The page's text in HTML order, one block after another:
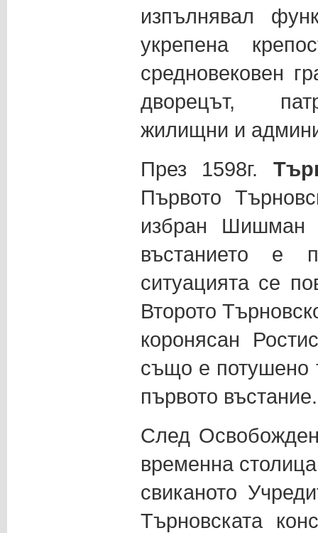
изпълнявал
укрепена
средновековен
дворецът,
жилищни и
През 1598г.
Първото
избран Шишман
въстанието е
ситуацията се
Второто
коронясан
също е потушено
първото въстание.
След
временна
свиканото
Търновската